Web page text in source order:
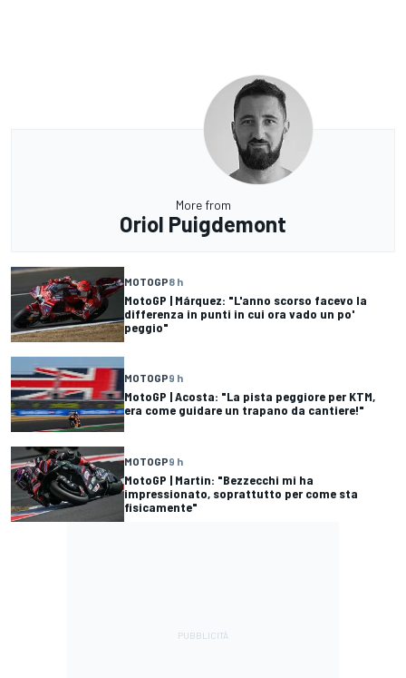
More from
Oriol Puigdemont
MOTOGP8 h
MotoGP | Márquez: "L'anno scorso facevo la
differenza in punti in cui ora vado un po'
peggio"
MOTOGP9 h
MotoGP | Acosta: "La pista peggiore per KTM,
era come guidare un trapano da cantiere!"
MOTOGP9 h
MotoGP | Martin: "Bezzecchi mi ha
impressionato, soprattutto per come sta
fisicamente"